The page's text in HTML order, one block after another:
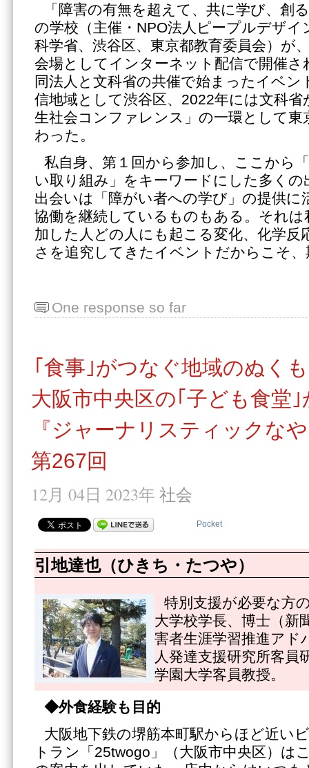
「障害の有無を超えて、共に学び、創
の学校（主催・NPO法人ピープルデザイ
科学省、渋谷区、東京都教育委員会）が
会場としてインターネット配信で開催さ
同法人と文科省の共催で始まったイベン
信地域として渋谷区、2022年には文科省
生社会コンファレンス」の一環として東
わった。
私自身、第１回から参加し、ここから
い取り組み」をキーワードにした多く
出会いは「障がい者への学び」の提供に
協働を継続しているものもある。それ
加した人どの人にも起こる変化、化学反
さを追究してきたイベントだからこそ
One response so far
｢食事｣がつなぐ地域のぬく
大阪市中央区の｢子ども食堂
『ジャーナリスティックな
第267回
12月 04日 2023年 社会
Pocket
引地達也（ひきち・たつや）
特別支援が必要な方
大学校学長、博士（新
害者生涯学習推進アド
人発達支援研究所客員
学園大学客員教授。
◆外食経験も目的
大阪地下鉄の堺筋本町駅からほど近い
トラン「25twogo」（大阪市中央区）は